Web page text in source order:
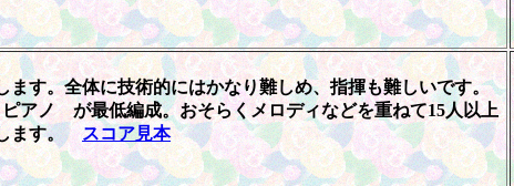
す。全体に技術的にはかなり難しめ、指揮も難しいです。
アノ が最低編成。おそらくメロディなどを重ねて15人以上
します。スコア見本